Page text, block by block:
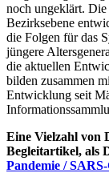
noch ungeklärt.
Bezirksebene
die Folgen für das
jüngere
die aktuellen
bilden zusammen
Entwicklung seit
Eine Vielzahl von
Begleitartikel, als
Pandemie /